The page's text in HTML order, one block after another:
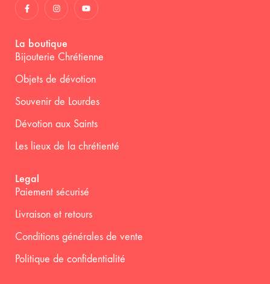
La boutique
Bijouterie Chrétienne
Objets de dévotion
Souvenir de Lourdes
Dévotion aux Saints
Les lieux de la chrétienté
Legal
Paiement sécurisé
Livraison et retours
Conditions générales de vente
Politique de confidentialité